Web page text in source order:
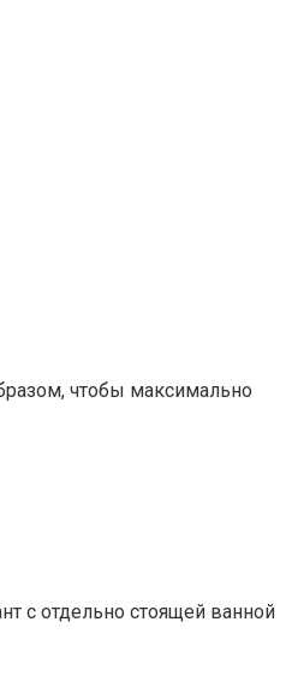
чтобы максимально
с отдельно стоящей ванной